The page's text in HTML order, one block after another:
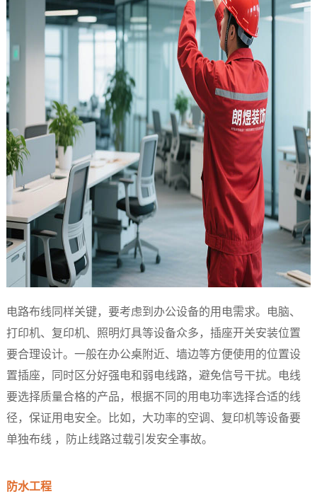
电路布线同样关键，要考虑到办公设备的用电需求。电脑、
打印机、复印机、照明灯具等设备众多，插座开关安装位置
要合理设计。一般在办公桌附近、墙边等方便使用的位置设
置插座，同时区分好强电和弱电线路，避免信号干扰。电线
要选择质量合格的产品，根据不同的用电功率选择合适的线
径，保证用电安全。比如，大功率的空调、复印机等设备要
单独布线 ，防止线路过载引发安全事故。​
防水工程​